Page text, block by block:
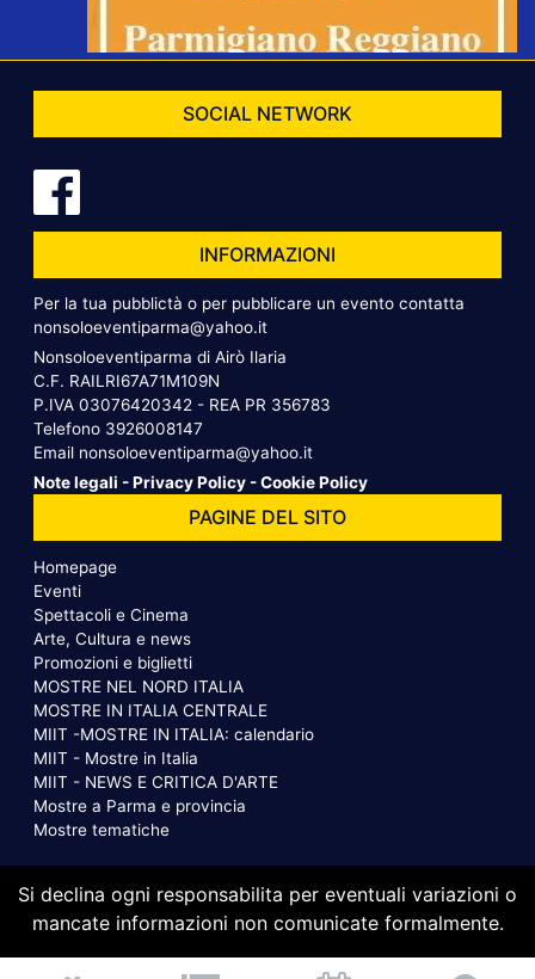
SOCIAL NETWORK
INFORMAZIONI
Per la tua pubblictà o per pubblicare un evento contatta
nonsoloeventiparma@yahoo.it
Nonsoloeventiparma di Airò Ilaria
C.F. RAILRI67A71M109N
P.IVA 03076420342 - REA PR 356783
Telefono 3926008147
Email nonsoloeventiparma@yahoo.it
Note legali -Privacy Policy -Cookie Policy
PAGINE DEL SITO
Homepage
Eventi
Spettacoli e Cinema
Arte, Cultura e news
Promozioni e biglietti
MOSTRE NEL NORD ITALIA
MOSTRE IN ITALIA CENTRALE
MIIT -MOSTRE IN ITALIA: calendario
MIIT - Mostre in Italia
MIIT - NEWS E CRITICA D'ARTE
Mostre a Parma e provincia
Mostre tematiche
Si declina ogni responsabilita per eventuali variazioni o
mancate informazioni non comunicate formalmente.